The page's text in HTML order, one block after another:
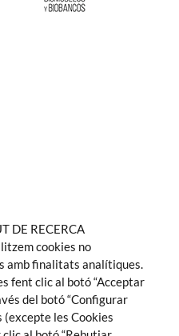
DE RECERCA
cookies no
amb finalitats analítiques.
fent clic al botó “Acceptar
del botó “Configurar
(excepte les Cookies